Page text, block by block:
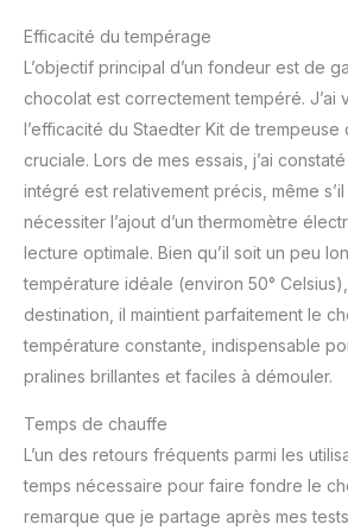
Efficacité du tempérage
L’objectif principal d’un fondeur est de
chocolat est correctement tempéré. J’ai
l’efficacité du Staedter Kit de trempeuse
cruciale. Lors de mes essais, j’ai
intégré est relativement précis, même
nécessiter l’ajout d’un thermomètre
lecture optimale. Bien qu’il soit un peu
température idéale (environ 50°
destination, il maintient parfaitement le
température constante, indispensable
pralines brillantes et faciles à démouler.
Temps de chauffe
L’un des retours fréquents parmi les
temps nécessaire pour faire fondre le
remarque que je partage après mes